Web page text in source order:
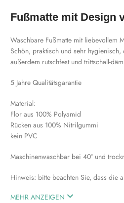
Fußmatte mit Design
Waschbare Fußmatte mit liebevollem
Schön, praktisch und sehr
außerdem rutschfest und trittschall-
5 Jahre Qualitätsgarantie
Material:
Flor aus 100% Polyamid
Rücken aus 100% Nitrilgummi
kein PVC
Maschinenwaschbar bei 40° und
Hinweis: bitte beachten Sie, dass die
MEHR ANZEIGEN